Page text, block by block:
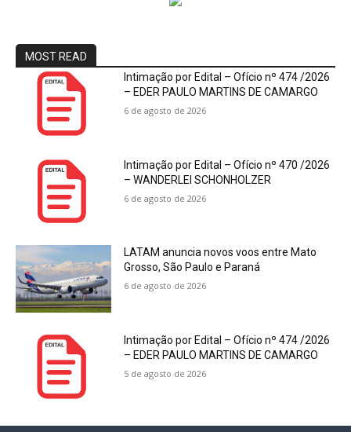
MOST READ
Intimação por Edital – Ofício nº 474 /2026
– EDER PAULO MARTINS DE CAMARGO
6 de agosto de 2026
Intimação por Edital – Ofício nº 470 /2026
– WANDERLEI SCHONHOLZER
6 de agosto de 2026
LATAM anuncia novos voos entre Mato
Grosso, São Paulo e Paraná
6 de agosto de 2026
Intimação por Edital – Ofício nº 474 /2026
– EDER PAULO MARTINS DE CAMARGO
5 de agosto de 2026